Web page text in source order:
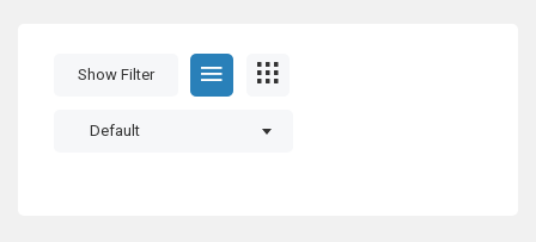
Show Filter
Default